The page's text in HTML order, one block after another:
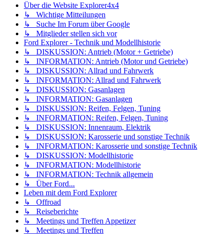
Über die Website Explorer4x4
↳ Wichtige Mitteilungen
↳ Suche Im Forum über Google
↳ Mitglieder stellen sich vor
Ford Explorer - Technik und Modellhistorie
↳ DISKUSSION: Antrieb (Motor + Getriebe)
↳ INFORMATION: Antrieb (Motor und Getriebe)
↳ DISKUSSION: Allrad und Fahrwerk
↳ INFORMATION: Allrad und Fahrwerk
↳ DISKUSSION: Gasanlagen
↳ INFORMATION: Gasanlagen
↳ DISKUSSION: Reifen, Felgen, Tuning
↳ INFORMATION: Reifen, Felgen, Tuning
↳ DISKUSSION: Innenraum, Elektrik
↳ DISKUSSION: Karosserie und sonstige Technik
↳ INFORMATION: Karosserie und sonstige Technik
↳ DISKUSSION: Modellhistorie
↳ INFORMATION: Modellhistorie
↳ INFORMATION: Technik allgemein
↳ Über Ford...
Leben mit dem Ford Explorer
↳ Offroad
↳ Reiseberichte
↳ Meetings und Treffen Appetizer
↳ Meetings und Treffen